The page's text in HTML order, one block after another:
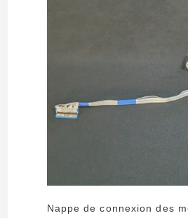
Nappe de connexion des